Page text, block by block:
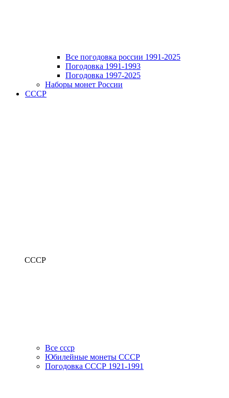
Все погодовка россии 1991-2025
Погодовка 1991-1993
Погодовка 1997-2025
Наборы монет России
СССР
СССР
Все ссср
Юбилейные монеты СССР
Погодовка СССР 1921-1991